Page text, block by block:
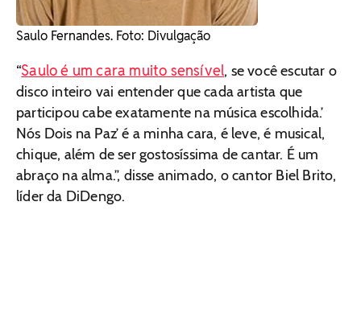
Saulo Fernandes. Foto: Divulgação
“Saulo é um cara muito sensível, se você escutar o
disco inteiro vai entender que cada artista que
participou cabe exatamente na música escolhida.’
Nós Dois na Paz’ é a minha cara, é leve, é musical,
chique, além de ser gostosíssima de cantar. É um
abraço na alma.”, disse animado, o cantor Biel Brito,
líder da DiDengo.